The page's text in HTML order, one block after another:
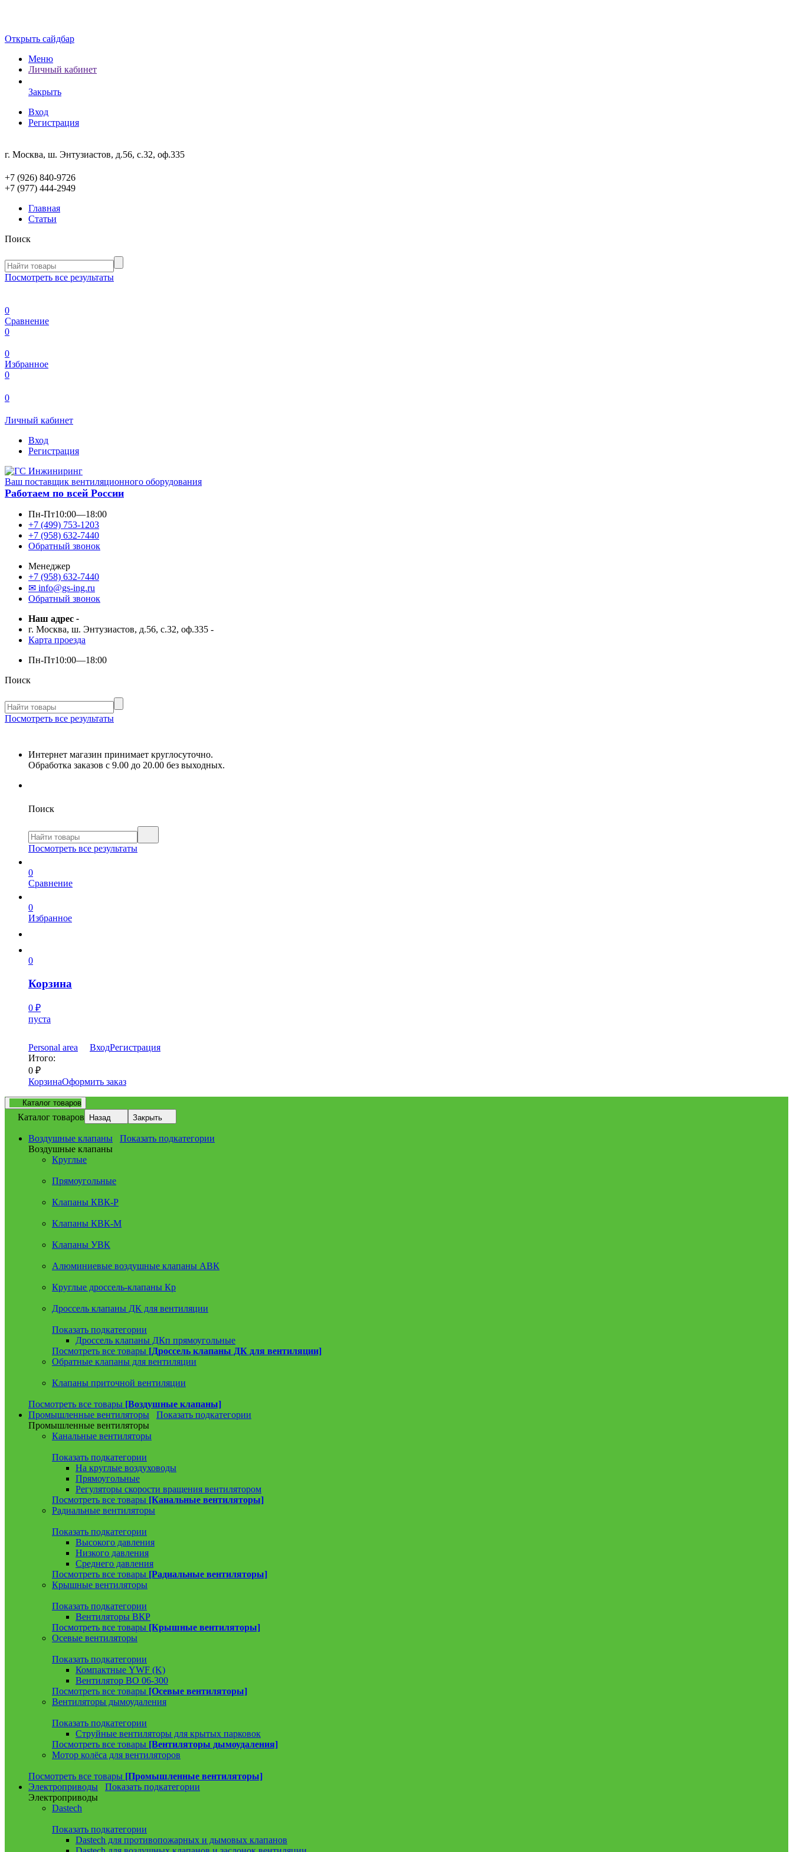
Открыть сайдбар
Меню
Личный кабинет
Закрыть
Вход
Регистрация
г. Москва, ш. Энтузиастов, д.56, с.32, оф.335
+7 (926) 840-9726
+7 (977) 444-2949
Главная
Статьи
Поиск
Посмотреть все результаты
0
Сравнение
0
0
Избранное
0
0
Личный кабинет
Вход
Регистрация
Ваш поставщик вентиляционного оборудования
Работаем по всей России
Пн-Пт10:00—18:00
+7 (499) 753-1203
+7 (958) 632-7440
Обратный звонок
Менеджер
+7 (958) 632-7440
✉ info@gs-ing.ru
Обратный звонок
Наш адрес -
г. Москва, ш. Энтузиастов, д.56, с.32, оф.335 -
Карта проезда
Пн-Пт10:00—18:00
Поиск
Посмотреть все результаты
Интернет магазин принимает круглосуточно.
Обработка заказов с 9.00 до 20.00 без выходных.
Поиск
Посмотреть все результаты
0
Сравнение
0
Избранное
0
Корзина
0 ₽
пуста
Personal area ВходРегистрация
Итого:
0 ₽
КорзинаОформить заказ
Каталог товаров
Каталог товаров Назад Закрыть
Воздушные клапаны
Показать подкатегории
Воздушные клапаны
Круглые
Прямоугольные
Клапаны КВК-Р
Клапаны КВК-М
Клапаны УВК
Алюминиевые воздушные клапаны АВК
Круглые дроссель-клапаны Кр
Дроссель клапаны ДК для вентиляции
Показать подкатегории
Дроссель клапаны ДКп прямоугольные
Посмотреть все товары [Дроссель клапаны ДК для вентиляции]
Обратные клапаны для вентиляции
Клапаны приточной вентиляции
Посмотреть все товары [Воздушные клапаны]
Промышленные вентиляторы
Показать подкатегории
Промышленные вентиляторы
Канальные вентиляторы
Показать подкатегории
На круглые воздуховоды
Прямоугольные
Регуляторы скорости вращения вентилятором
Посмотреть все товары [Канальные вентиляторы]
Радиальные вентиляторы
Показать подкатегории
Высокого давления
Низкого давления
Среднего давления
Посмотреть все товары [Радиальные вентиляторы]
Крышные вентиляторы
Показать подкатегории
Вентиляторы ВКР
Посмотреть все товары [Крышные вентиляторы]
Осевые вентиляторы
Показать подкатегории
Компактные YWF (K)
Вентилятор ВО 06-300
Посмотреть все товары [Осевые вентиляторы]
Вентиляторы дымоудаления
Показать подкатегории
Струйные вентиляторы для крытых парковок
Посмотреть все товары [Вентиляторы дымоудаления]
Мотор колёса для вентиляторов
Посмотреть все товары [Промышленные вентиляторы]
Электроприводы
Показать подкатегории
Электроприводы
Dastech
Показать подкатегории
Dastech для противопожарных и дымовых клапанов